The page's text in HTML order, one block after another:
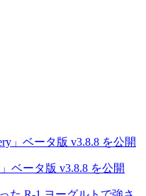
ベータ版 v3.8.8 を公開